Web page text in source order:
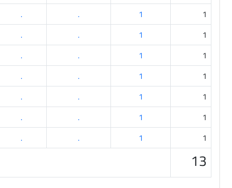
. . 1
1
. . 1
1
. . 1
1
. . 1
1
. . 1
1
. . 1
1
. . 1 1
13